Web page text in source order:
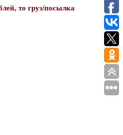
то груз/посылка